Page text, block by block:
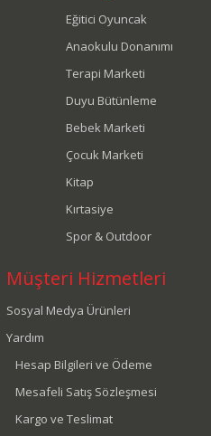
Eğitici Oyuncak
Anaokulu Donanımı
Terapi Marketi
Duyu Bütünleme
Bebek Marketi
Çocuk Marketi
Kitap
Kırtasiye
Spor & Outdoor
Müşteri Hizmetleri
Sosyal Medya Ürünleri
Yardım
Hesap Bilgileri ve Ödeme
Mesafeli Satış Sözleşmesi
Kargo ve Teslimat